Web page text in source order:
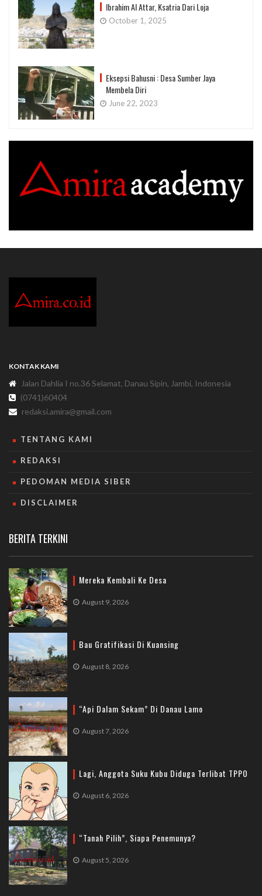
Ibrahim Al Attar, Ksatria Dari Loja
October 1, 2025
Eksepsi Bahusni : Desa Sumber Jaya
Membela Diri
June 22, 2023
KONTAK KAMI
Jalan Dahlia I no.36 Selamat, Danau Sipin, Jambi, Indonesia
(0741)60404
redaksi.amira@gmail.com
TENTANG KAMI
REDAKSI
PEDOMAN MEDIA SIBER
DISCLAIMER
BERITA TERKINI
Mereka Kembali Ke Desa
August 9, 2026
Bau Gratifikasi Di Kuansing
August 8, 2026
“Api Dalam Sekam” Di Danau Lamo
August 7, 2026
Lagi, Anggota Suku Kubu Diduga Terlibat TPPO
August 6, 2026
“Tanah Pilih”, Siapa Penemunya?
August 5, 2026